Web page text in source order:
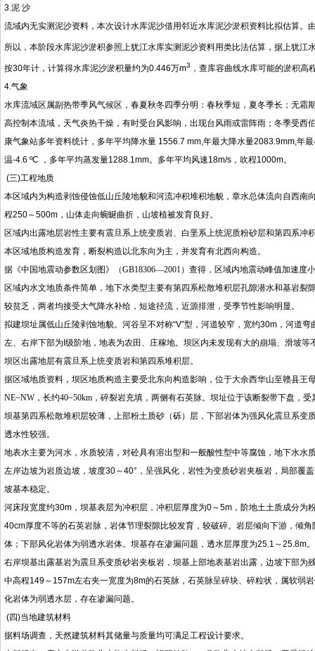
3.泥 沙
流域内无实测泥沙资料，本次设计水库泥沙借用邻近水库泥沙淤积资料比拟估算
所以，本阶段水库泥沙淤积参照上犹江水库实测泥沙资料用类比法估算，据上犹
按30年计，计算得水库泥沙淤积量约为0.446万m3 ，查库容曲线水库可能的淤积高
4.气象
水库流域区属副热带季风气候区，春夏秋冬四季分明：春秋季短，夏冬季长；无
高控制本流域，天气炎热干燥，有时受台风影响，出现台风雨或雷阵雨；冬季受
康气象站多年资料统计，多年平均降水量 1556.7 mm,年最大降水量2083.9mm,年
温-4.6 ºC ，多年平均蒸发量1288.1mm。多年平均风速18m/s，吹程1000m。
(三)工程地质
本区域内为构造剥蚀侵蚀低山丘陵地貌和河流冲积堆积地貌，章水总体流向自西
程250～500m，山体走向蜿蜒曲折，山坡植被发育良好。
区域内出露地层岩性主要有震旦系上统变质岩、白垩系上统泥质粉砂层和第四系冲
本区域地质构造发育，断裂构造以北东向为主，并发育有北西向构造。
据《中国地震动参数区划图》（GB18306—2001）查得，区域内地震动峰值加速度
区域内水文地质条件简单，地下水类型主要有第四系松散堆积层孔隙潜水和基岩
较贫乏，两者均接受大气降水补给，短途径流，近源排泄，受季节性影响明显。
拟建坝址属低山丘陵剥蚀地貌。河谷呈不对称“V”型，河道较窄，宽约30m，河道
左、右岸下部为I级阶地，地表为农田、庄稼地。坝区内未发现有大的崩塌、滑坡
坝区出露地层有震旦系上统变质岩和第四系堆积层。
据区域地质资料，坝区地质构造主要受北东向构造影响，位于大余西华山至赣县
NE~NW，长约40~50km，碎裂岩充填，两侧有石英脉。坝址位于该断裂带下盘，
坝基第四系松散堆积层较薄，上部粉土质砂（砾）层，下部岩体为强风化震旦系
透水性较强。
地表水主要为河水，水质较清，对砼具有溶出型和一般酸性型中等腐蚀，地下水水
左岸边坡为岩质边坡，坡度30～40°，呈强风化，岩性为变质砂岩夹板岩，局部覆
坡基本稳定。
河床段宽度约30m，坝基表层为冲积层，冲积层厚度为0～5m，阶地土土质成分
40cm厚度不等的石英岩脉，岩体节理裂隙比较发育，较破碎。岩层倾向下游，倾
体；下部风化岩体为弱透水岩体。坝基存在渗漏问题，透水层厚度为25.1～25.8m。
右岸坝基出露基岩为震旦系变质砂岩夹板岩，坝基上部地表基岩出露，边坡下部
中高程149～157m左右夹一宽度为8m的石英脉，石英脉呈碎块、碎粒状，属软弱
化岩体为弱透水层，存在渗漏问题。
(四)当地建筑材料
据料场调查，天然建筑材料其储量与质量均可满足工程设计要求。